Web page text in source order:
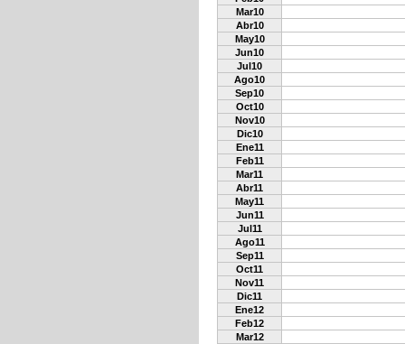
Mar10
Abr10
May10
Jun10
Jul10
Ago10
Sep10
Oct10
Nov10
Dic10
Ene11
Feb11
Mar11
Abr11
May11
Jun11
Jul11
Ago11
Sep11
Oct11
Nov11
Dic11
Ene12
Feb12
Mar12